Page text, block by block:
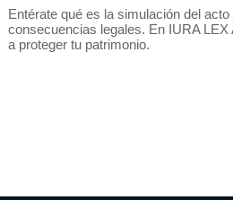
Entérate qué es la simulación del
consecuencias legales. En IURA
a proteger tu patrimonio.